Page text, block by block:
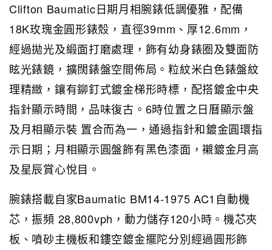
Clifton Baumatic日期月相腕錶低調優雅，配備
18K玫瑰金圓形錶殼，直徑39mm、厚12.6mm，
經過拋光及緞面打磨處理，飾有幼身錶圈及雙面防
眩光錶鏡，擴闊錶盤空間佈局。粒紋米白色錶盤紋
理精緻，鑲有鉚釘式鍍金梯形時標，配搭鍍金中央
指針顯示時間，品味復古。6時位置之日曆顯示盤
及月相顯示裝 置合而為一，通過指針和鍍金圓環指
示日期；月相顯示圓盤飾有黑色漆面，襯鍍金月高
及星辰賞心悅目。
腕錶搭載自家Baumatic BM14-1975 AC1自動機
芯，振頻 28,800vph，動力儲存120小時。機芯夾
板、噴砂主機板和鏤空鍍金擺陀分別經過圓形飾